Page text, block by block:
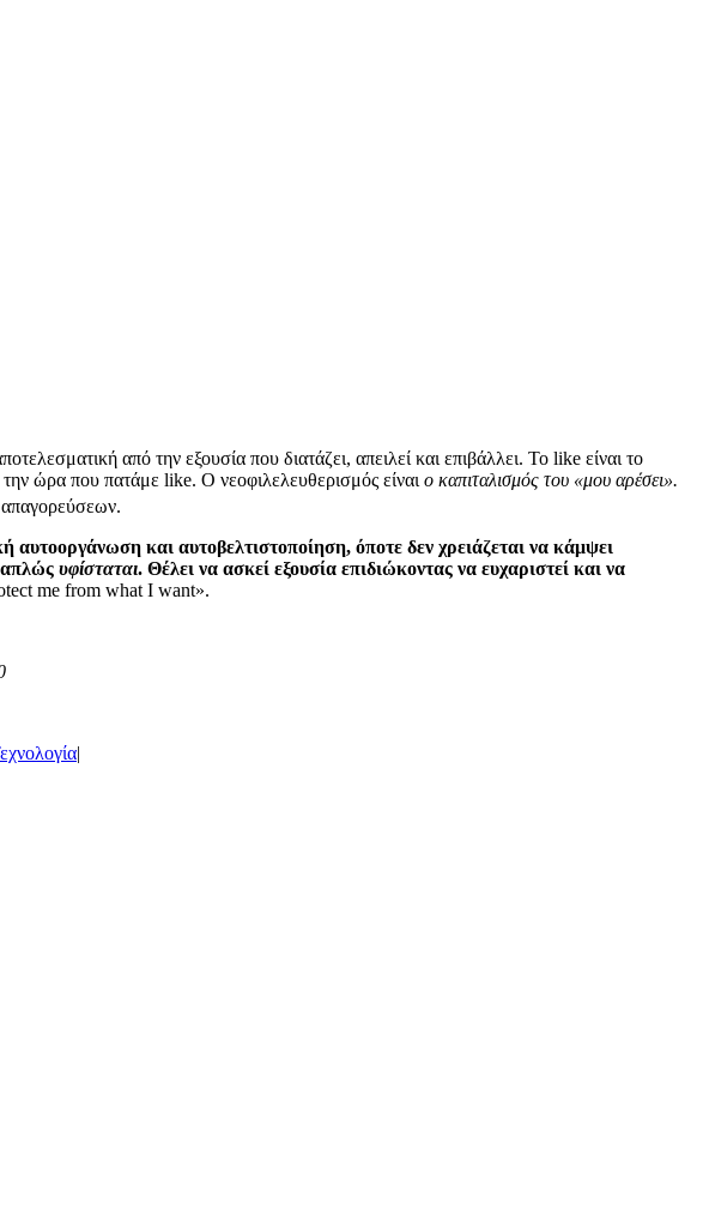
από την εξουσία που διατάζει, απειλεί και επιβάλλει. Το like είναι το
ώρα που πατάμε like. Ο νεοφιλελευθερισμός είναι ο καπιταλισμός του «μου αρέσει».
απαγορεύσεων.
αυτοοργάνωση και αυτοβελτιστοποίηση, όποτε δεν χρειάζεται να κάμψει
απλώς υφίσταται. Θέλει να ασκεί εξουσία επιδιώκοντας να ευχαριστεί και να
me from what I want».
|